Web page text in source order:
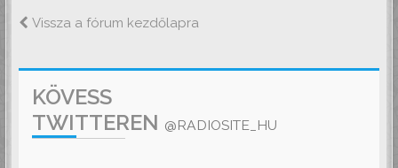
Vissza a fórum kezdőlapra
KÖVESS
TWITTEREN @RADIOSITE_HU